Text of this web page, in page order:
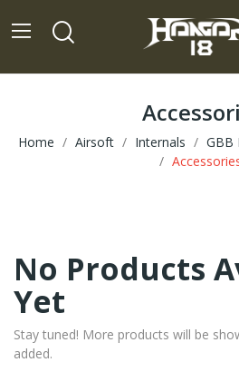
Home Airsoft Internals GBB
No Products
Yet
Stay tuned! More products will be
added.